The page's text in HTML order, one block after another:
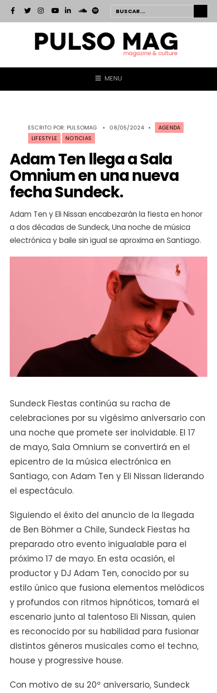
MENU
ESCRITO POR: PULSOMAG • 08/05/2024 •
AGENDA
LIFESTYLE
NOTICIAS
Adam Ten llega a Sala
Omnium en una nueva
fecha Sundeck.
Adam Ten y Eli Nissan encabezarán la fiesta en honor
a dos décadas de Sundeck, Una noche de música
electrónica y baile sin igual se aproxima en Santiago.
Sundeck Fiestas continúa su racha de
celebraciones por su vigésimo aniversario con
una noche que promete ser inolvidable. El 17
de mayo, Sala Omnium se convertirá en el
epicentro de la música electrónica en
Santiago, con Adam Ten y Eli Nissan liderando
el espectáculo.
Siguiendo el éxito del anuncio de la llegada
de Ben Böhmer a Chile, Sundeck Fiestas ha
preparado otro evento inigualable para el
próximo 17 de mayo. En esta ocasión, el
productor y DJ Adam Ten, conocido por su
estilo único que fusiona elementos melódicos
y profundos con ritmos hipnóticos, tomará el
escenario junto al talentoso Eli Nissan, quien
es reconocido por su habilidad para fusionar
distintos géneros musicales como el techno,
house y progressive house.
Con motivo de su 20º aniversario, Sundeck